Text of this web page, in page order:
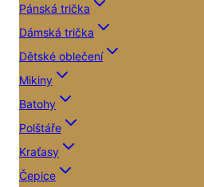
Pánská trička
Dámská trička
Dětské oblečení
Mikiny
Batohy
Polštáře
Kraťasy
Čepice